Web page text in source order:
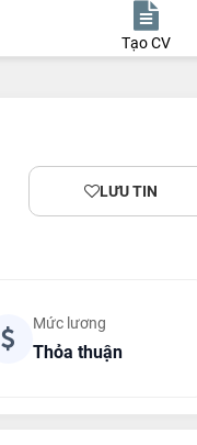
Tạo CV
LƯU TIN
Mức lương
Thỏa thuận